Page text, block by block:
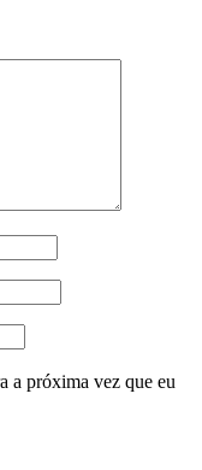
a próxima vez que eu